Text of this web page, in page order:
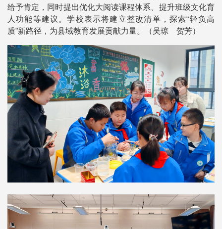
给予肯定，同时提出优化大阅读课程体系、提升班级文化育
人功能等建议。学校表示将建立整改清单，探索“轻负高
质”新路径，为县域教育发展贡献力量。（吴琼 贺芳）